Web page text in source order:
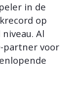
in de
op
Al
partner voor